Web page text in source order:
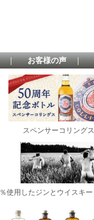
｜ お客様の声 ｜